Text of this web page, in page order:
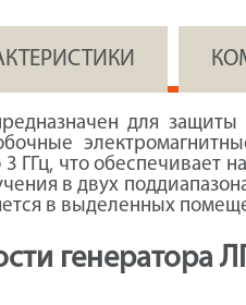
для защиты
3 ГГц, что
в двух
в выделенных
генератора